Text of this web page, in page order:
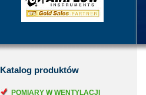
Katalog produktów
POMIARY W WENTYLACJI